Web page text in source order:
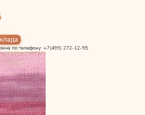
по телефону: +7(499) 272-12-55